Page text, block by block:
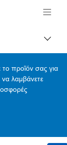
Logo, back to
προϊόν σας για
να λαμβάνετε